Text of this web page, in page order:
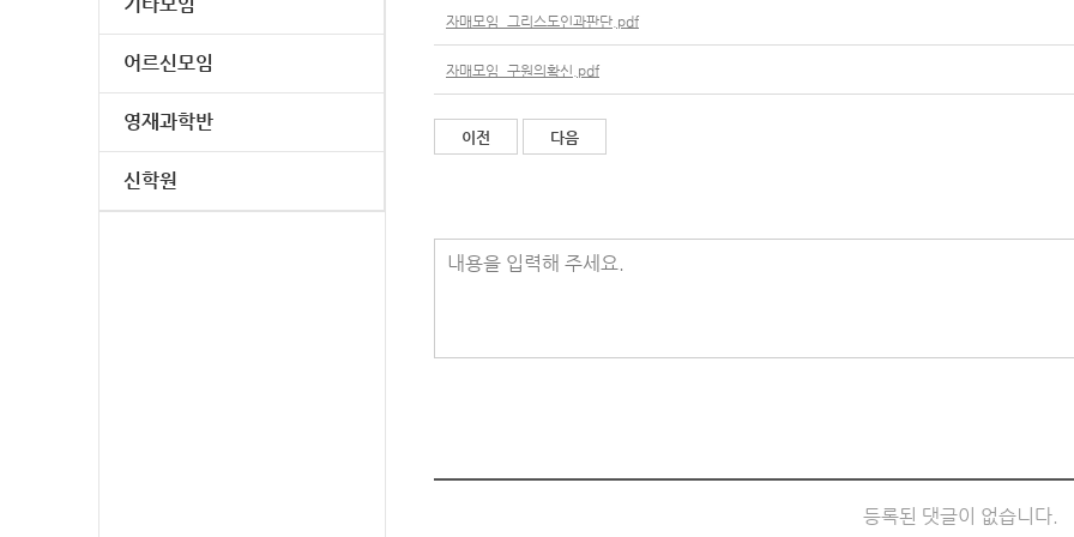
어르신모임
영재과학반
신학원
자매모임_그리스도인과판단.pdf
자매모임_구원의확신.pdf
이전 다음
내용을 입력해 주세요.
등록된 댓글이 없습니다.